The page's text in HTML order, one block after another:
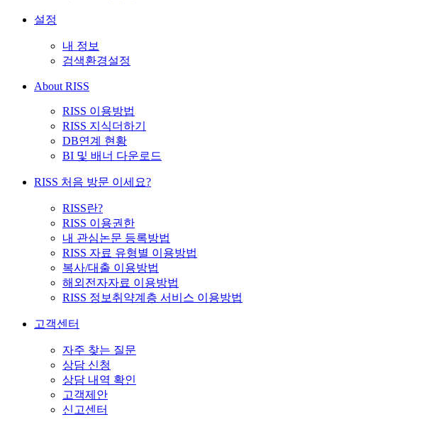
설정
내 정보
검색환경설정
About RISS
RISS 이용방법
RISS 지식더하기
DB연계 현황
BI 및 배너 다운로드
RISS 처음 방문 이세요?
RISS란?
RISS 이용권한
내 관심논문 등록방법
RISS 자료 유형별 이용방법
복사/대출 이용방법
해외전자자료 이용방법
RISS 정보취약계층 서비스 이용방법
고객센터
자주 찾는 질문
상담 신청
상담 내역 확인
고객제안
신고센터